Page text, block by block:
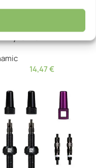
loka lente
Tubeless Tape 32
– Dynamic
14,47€